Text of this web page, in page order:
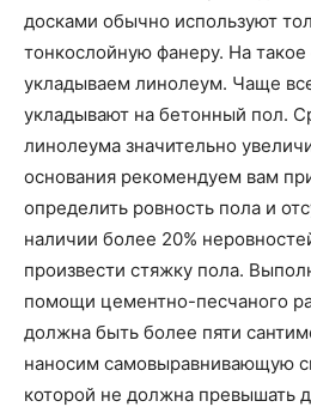
досками обычно используют
тонкослойную фанеру. На
укладываем линолеум. Чаще
укладывают на бетонный пол.
линолеума значительно
основания рекомендуем вам
определить ровность пола и
наличии более 20%
произвести стяжку пола.
помощи цементно-песчаного
должна быть более пяти
наносим самовыравнивающую
которой не должна превышать